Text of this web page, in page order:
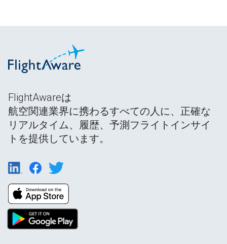
FlightAwareは
航空関連業界に携わるすべての人に、正確な
リアルタイム、履歴、予測フライトインサイ
トを提供しています。